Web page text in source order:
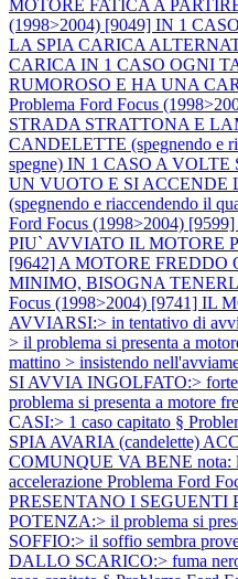
MOTORE FATICA A
(1998>2004) [9049] IN 1
LA SPIA CARICA
CARICA IN 1 CASO OGNI
RUMOROSO E HA UNA
Problema Ford Focus
STRADA STRATTONA E
CANDELETTE (spegnendo e
spegne) IN 1 CASO A
UN VUOTO E SI ACCENDE
(spegnendo e riaccendendo il
Ford Focus (1998>2004)
PIU` AVVIATO IL MOTORE
[9642] A MOTORE
MINIMO, BISOGNA
Focus (1998>2004) [9741] IL
AVVIARSI:> in tentativo di
> il problema si presenta a
mattino > insistendo
SI AVVIA INGOLFATO:> forte
problema si presenta a motore
CASI:> 1 caso capitato §
SPIA AVARIA (candelette)
COMUNQUE VA BENE nota:
accelerazione Problema Ford
PRESENTANO I
POTENZA:> il problema si
SOFFIO:> il soffio sembra
DALLO SCARICO:> fuma